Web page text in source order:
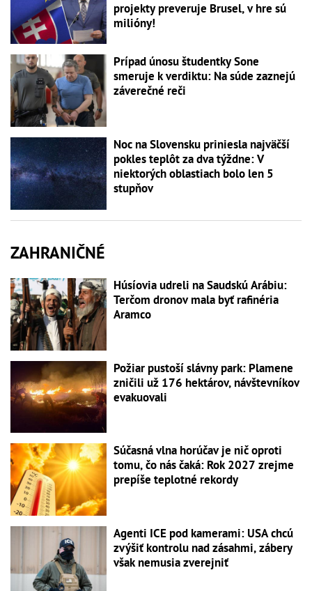
projekty preveruje Brusel, v hre sú
milióny!
Prípad únosu študentky Sone
smeruje k verdiktu: Na súde zaznejú
záverečné reči
Noc na Slovensku priniesla najväčší
pokles teplôt za dva týždne: V
niektorých oblastiach bolo len 5
stupňov
ZAHRANIČNÉ
Húsíovia udreli na Saudskú Arábiu:
Terčom dronov mala byť rafinéria
Aramco
Požiar pustoší slávny park: Plamene
zničili už 176 hektárov, návštevníkov
evakuovali
Súčasná vlna horúčav je nič oproti
tomu, čo nás čaká: Rok 2027 zrejme
prepíše teplotné rekordy
Agenti ICE pod kamerami: USA chcú
zvýšiť kontrolu nad zásahmi, zábery
však nemusia zverejniť